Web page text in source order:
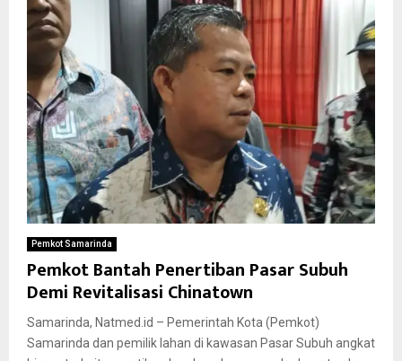
Pemkot Samarinda
Pemkot Bantah Penertiban Pasar Subuh
Demi Revitalisasi Chinatown
Samarinda, Natmed.id – Pemerintah Kota (Pemkot)
Samarinda dan pemilik lahan di kawasan Pasar Subuh angkat